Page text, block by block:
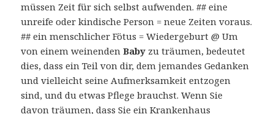
müssen Zeit für sich selbst aufwenden. ## eine
unreife oder kindische Person = neue Zeiten voraus.
## ein menschlicher Fötus = Wiedergeburt @ Um
von einem weinendenBaby zu träumen, bedeutet
dies, dass ein Teil von dir, dem jemandes Gedanken
und vielleicht seine Aufmerksamkeit entzogen
sind, und du etwas Pflege brauchst. Wenn Sie
davon träumen, dass Sie ein Krankenhaus